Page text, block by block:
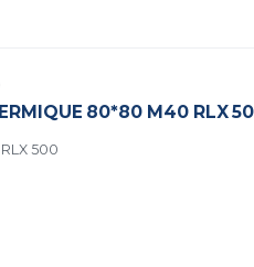
80*80 M40 RLX
500